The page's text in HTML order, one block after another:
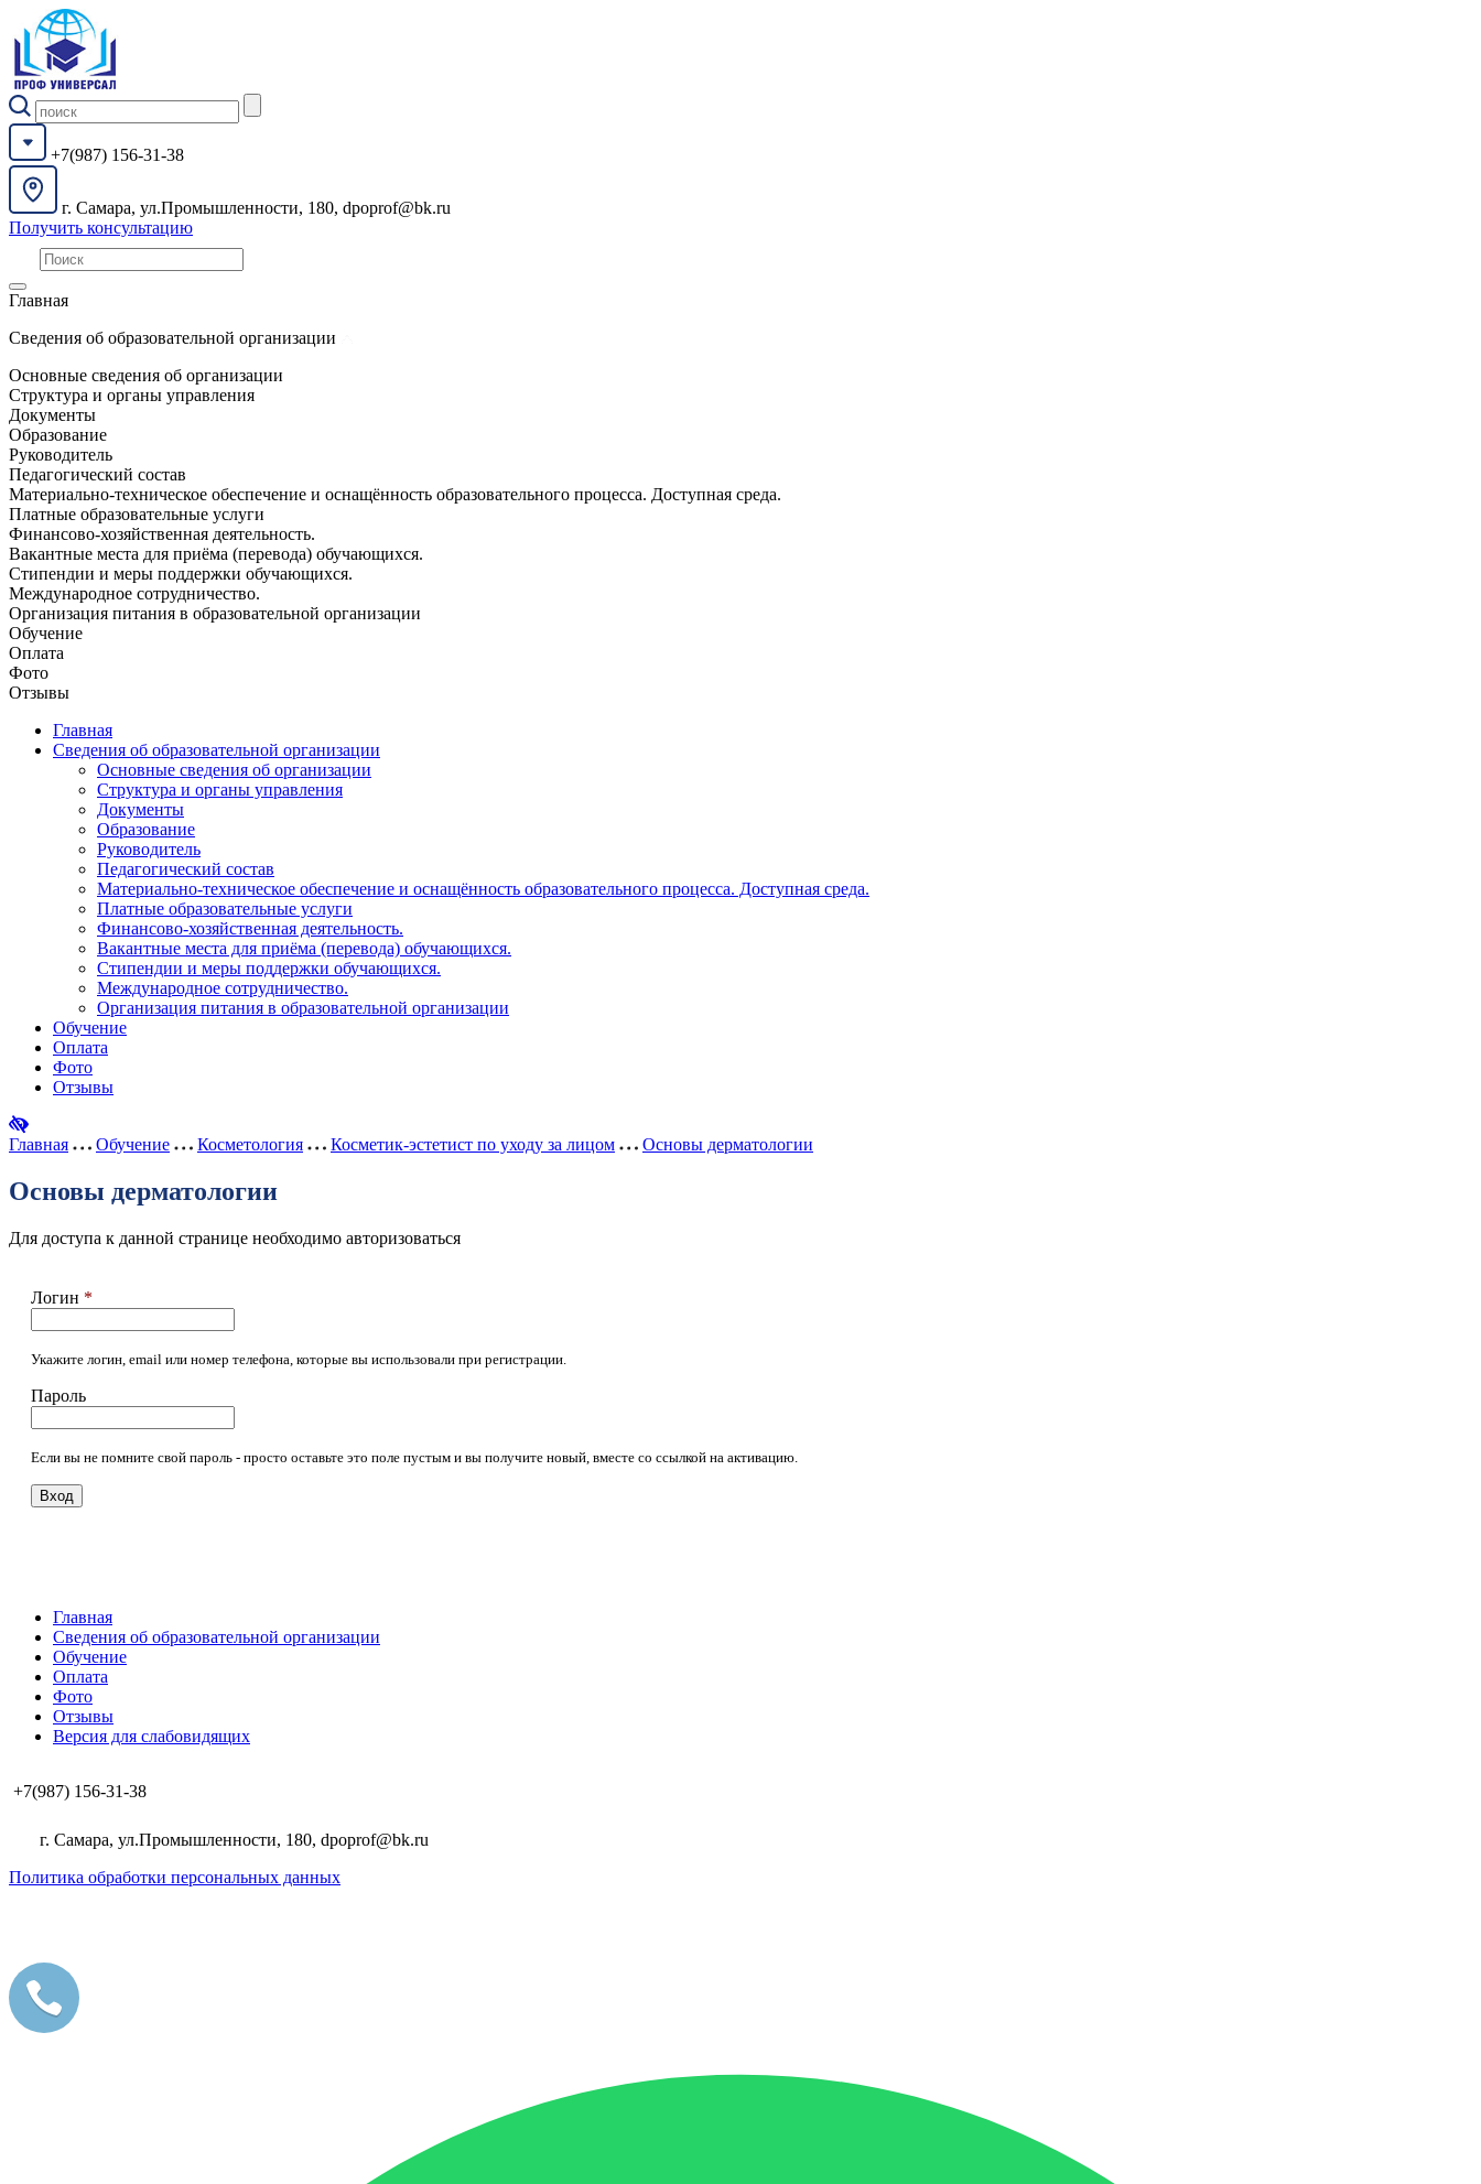
+7(987) 156-31-38
г. Самара, ул.Промышленности, 180, dpoprof@bk.ru
Получить консультацию
Главная
Сведения об образовательной организации
Основные сведения об организации
Структура и органы управления
Документы
Образование
Руководитель
Педагогический состав
Материально-техническое обеспечение и оснащённость образовательного процесса. Доступная среда.
Платные образовательные услуги
Финансово-хозяйственная деятельность.
Вакантные места для приёма (перевода) обучающихся.
Стипендии и меры поддержки обучающихся.
Международное сотрудничество.
Организация питания в образовательной организации
Обучение
Оплата
Фото
Отзывы
Главная
Сведения об образовательной организации
Основные сведения об организации
Структура и органы управления
Документы
Образование
Руководитель
Педагогический состав
Материально-техническое обеспечение и оснащённость образовательного процесса. Доступная среда.
Платные образовательные услуги
Финансово-хозяйственная деятельность.
Вакантные места для приёма (перевода) обучающихся.
Стипендии и меры поддержки обучающихся.
Международное сотрудничество.
Организация питания в образовательной организации
Обучение
Оплата
Фото
Отзывы
Главная Обучение Косметология Косметик-эстетист по уходу за лицом Основы дерматологии
Основы дерматологии
Для доступа к данной странице необходимо авторизоваться
Логин *
Укажите логин, email или номер телефона, которые вы использовали при регистрации.
Пароль
Если вы не помните свой пароль - просто оставьте это поле пустым и вы получите новый, вместе со ссылкой на активацию.
Вход
Главная
Сведения об образовательной организации
Обучение
Оплата
Фото
Отзывы
Версия для слабовидящих
+7(987) 156-31-38
г. Самара, ул.Промышленности, 180, dpoprof@bk.ru
Политика обработки персональных данных